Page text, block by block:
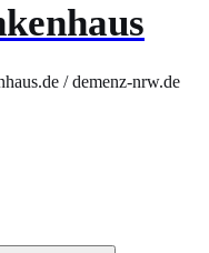
/ demenz-nrw.de